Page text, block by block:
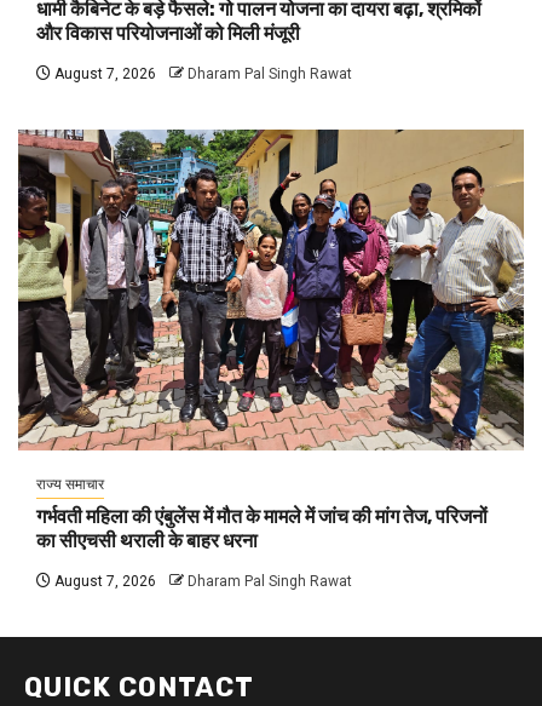
धामी कैबिनेट के बड़े फैसले: गो पालन योजना का दायरा बढ़ा, श्रमिकों
और विकास परियोजनाओं को मिली मंजूरी
August 7, 2026 Dharam Pal Singh Rawat
राज्य समाचार
गर्भवती महिला की एंबुलेंस में मौत के मामले में जांच की मांग तेज, परिजनों
का सीएचसी थराली के बाहर धरना
August 7, 2026 Dharam Pal Singh Rawat
QUICK CONTACT